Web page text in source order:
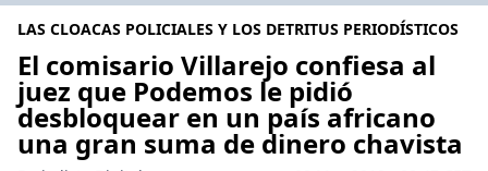
LAS CLOACAS POLICIALES Y LOS DETRITUS PERIODÍSTICOS
El comisario Villarejo confiesa al
juez que Podemos le pidió
desbloquear en un país africano
una gran suma de dinero chavista